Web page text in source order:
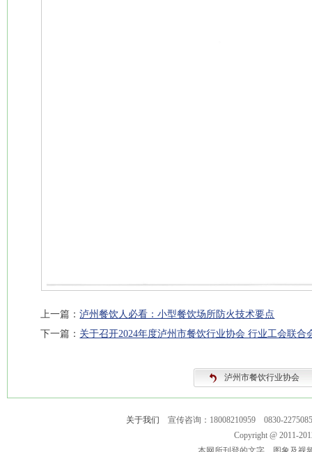
上一篇：泸州餐饮人必看：小型餐饮场所防火技术要点
下一篇： 关于召开2024年度泸州市餐饮行业协会 行业工会联合
泸州市餐饮行业协会
关于我们
宣传咨询：18008210959 0830-
Copyright @ 2011-